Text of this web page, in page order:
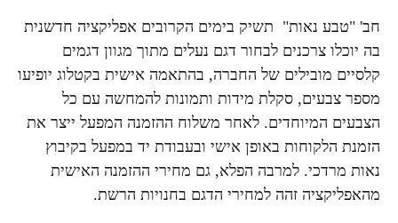
חב' "טבע נאות" תשיק בימים הקרובים אפליקציה חדשנית
בה יוכלו צרכנים לבחור דגם נעלים מתוך מגוון דגמים
קלסיים מובילים של החברה, בהתאמה אישית בקטלוג יופיעו
מספר צבעים, סקלת מידות ותמונות להמחשה עם כל
הצבעים המיוחדים. לאחר משלוח ההזמנה המפעל ייצר את
הזמנת הלקוחות באופן אישי ובעבודת יד במפעל בקיבוץ
נאות מרדכי. למרבה הפלא, גם מחירי ההזמנה האישית
מהאפליקציה זהה למחירי הדגם בחנויות הרשת.